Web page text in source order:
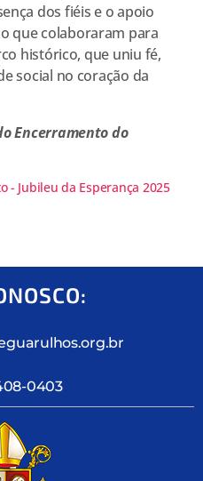
dos fiéis e o apoio
que colaboraram para
histórico, que uniu fé,
social no coração da
Encerramento do
0403